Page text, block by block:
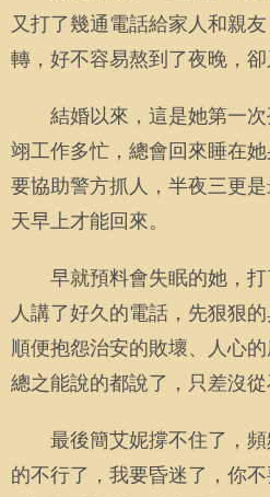
又打了幾通電話給家人和親
轉，好不容易熬到了夜晚，卻
結婚以來，這是她第一
翊工作多忙，總會回來睡在
要協助警方抓人，半夜三更
天早上才能回來。
早就預料會失眠的她，
人講了好久的電話，先狠狠
順便抱怨治安的敗壞、人心
總之能說的都說了，只差沒從
最後簡艾妮撐不住了，
的不行了，我要昏迷了，你